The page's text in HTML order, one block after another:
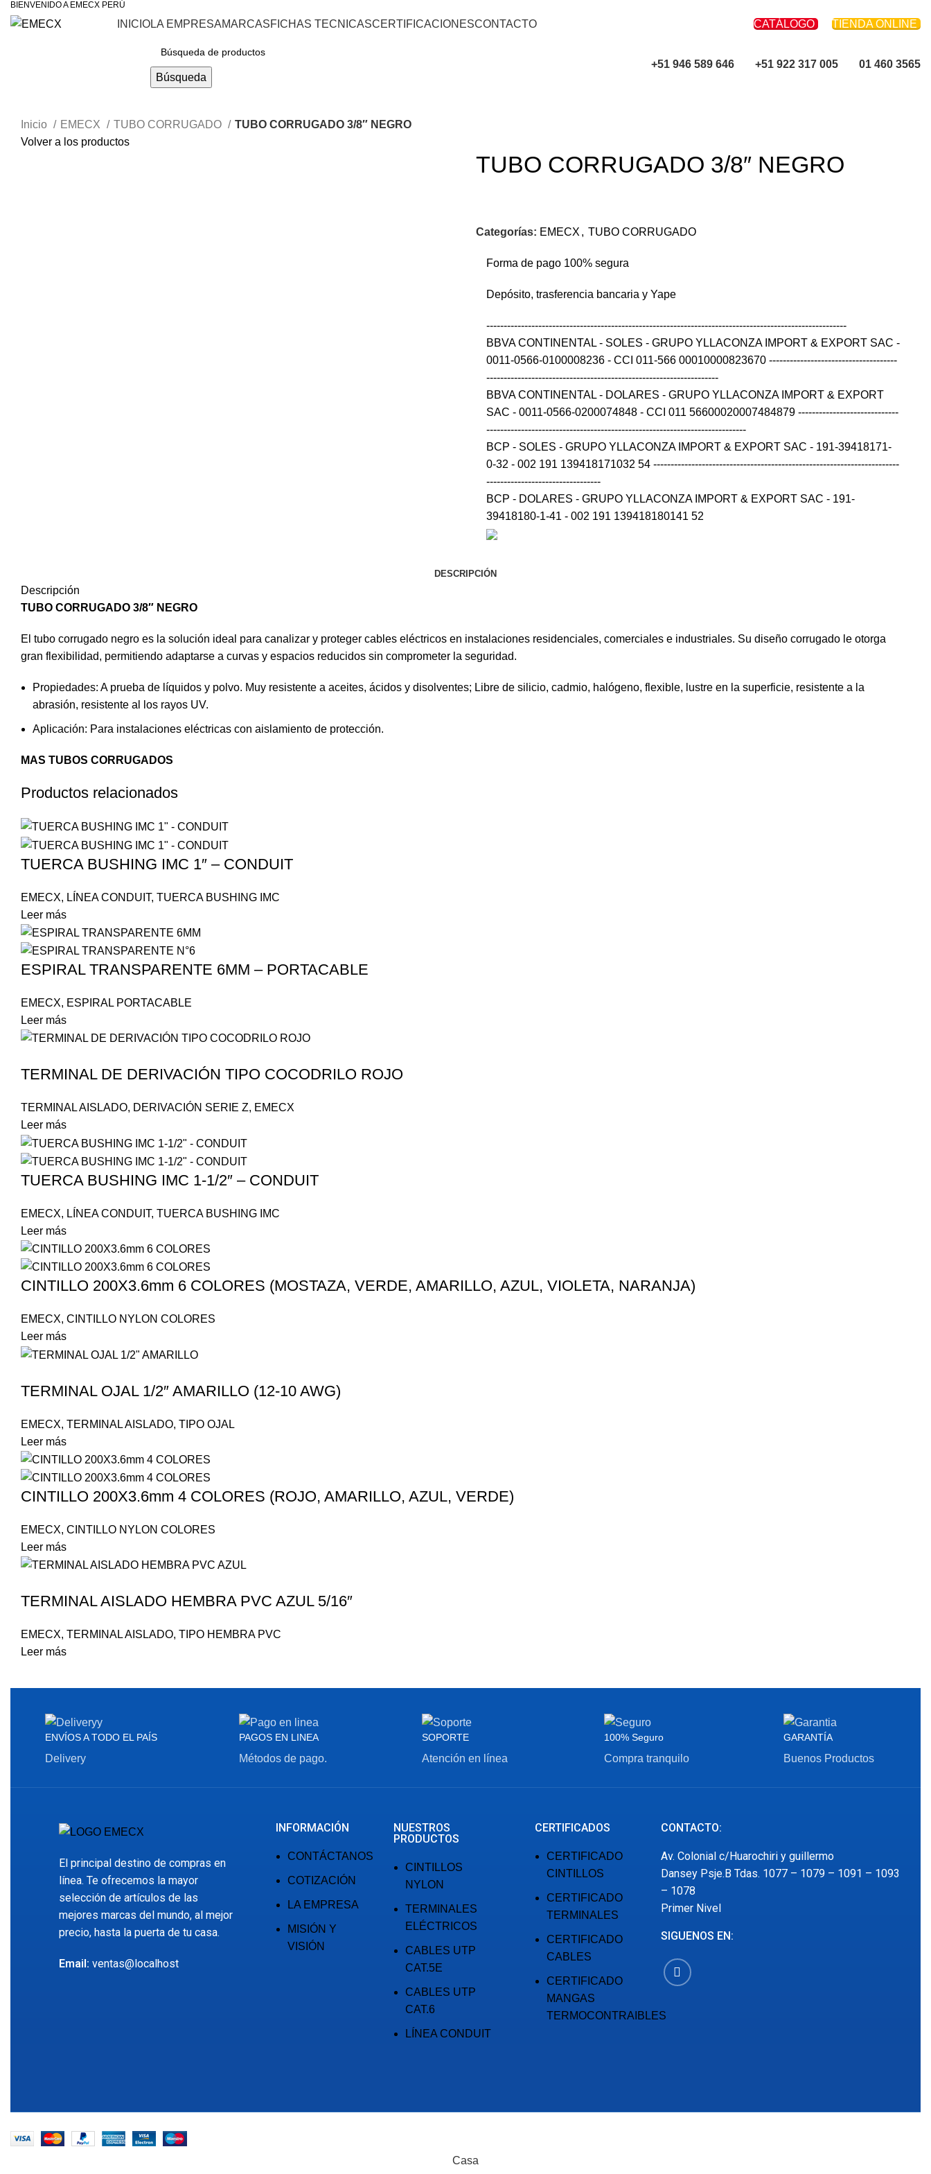
BIENVENIDO A EMECX PERÚ
INICIOLA EMPRESAMARCASFICHAS TECNICASCERTIFICACIONESCONTACTO CATÁLOGO TIENDA ONLINE
Búsqueda
+51 946 589 646 +51 922 317 005 01 460 3565
Inicio EMECX TUBO CORRUGADO
TUBO CORRUGADO 3/8″ NEGRO
Volver a los productos
TUBO CORRUGADO 3/8″ NEGRO
Categorías: EMECX , TUBO CORRUGADO
Forma de pago 100% segura
Depósito, trasferencia bancaria y Yape
--------------------------------------------------------------------------------------------------------
BBVA CONTINENTAL - SOLES - GRUPO YLLACONZA IMPORT & EXPORT SAC -
0011-0566-0100008236 - CCI 011-566 00010000823670 -------------------------------------
-------------------------------------------------------------------
BBVA CONTINENTAL - DOLARES - GRUPO YLLACONZA IMPORT & EXPORT
SAC - 0011-0566-0200074848 - CCI 011 56600020007484879 -----------------------------
---------------------------------------------------------------------------
BCP - SOLES - GRUPO YLLACONZA IMPORT & EXPORT SAC - 191-39418171-
0-32 - 002 191 139418171032 54 -----------------------------------------------------------------------
---------------------------------
BCP - DOLARES - GRUPO YLLACONZA IMPORT & EXPORT SAC - 191-
39418180-1-41 - 002 191 139418180141 52
DESCRIPCIÓN
Descripción
TUBO CORRUGADO 3/8″ NEGRO
El tubo corrugado negro es la solución ideal para canalizar y proteger cables eléctricos en instalaciones residenciales, comerciales e industriales. Su diseño corrugado le otorga
gran flexibilidad, permitiendo adaptarse a curvas y espacios reducidos sin comprometer la seguridad.
Propiedades: A prueba de líquidos y polvo. Muy resistente a aceites, ácidos y disolventes; Libre de silicio, cadmio, halógeno, flexible, lustre en la superficie, resistente a la
abrasión, resistente al los rayos UV.
Aplicación: Para instalaciones eléctricas con aislamiento de protección.
MAS TUBOS CORRUGADOS
Productos relacionados
TUERCA BUSHING IMC 1″ – CONDUIT
EMECX, LÍNEA CONDUIT, TUERCA BUSHING IMC
Leer más
ESPIRAL TRANSPARENTE 6MM – PORTACABLE
EMECX, ESPIRAL PORTACABLE
Leer más
TERMINAL DE DERIVACIÓN TIPO COCODRILO ROJO
TERMINAL AISLADO, DERIVACIÓN SERIE Z, EMECX
Leer más
TUERCA BUSHING IMC 1-1/2″ – CONDUIT
EMECX, LÍNEA CONDUIT, TUERCA BUSHING IMC
Leer más
CINTILLO 200X3.6mm 6 COLORES (MOSTAZA, VERDE, AMARILLO, AZUL, VIOLETA, NARANJA)
EMECX, CINTILLO NYLON COLORES
Leer más
TERMINAL OJAL 1/2″ AMARILLO (12-10 AWG)
EMECX, TERMINAL AISLADO, TIPO OJAL
Leer más
CINTILLO 200X3.6mm 4 COLORES (ROJO, AMARILLO, AZUL, VERDE)
EMECX, CINTILLO NYLON COLORES
Leer más
TERMINAL AISLADO HEMBRA PVC AZUL 5/16″
EMECX, TERMINAL AISLADO, TIPO HEMBRA PVC
Leer más
ENVÍOS A TODO EL PAÍS
Delivery
PAGOS EN LINEA
Métodos de pago.
SOPORTE
Atención en línea
100% Seguro
Compra tranquilo
GARANTÍA
Buenos Productos
El principal destino de compras en
línea. Te ofrecemos la mayor
selección de artículos de las
mejores marcas del mundo, al mejor
precio, hasta la puerta de tu casa.
Email: ventas@localhost
INFORMACIÓN
CONTÁCTANOS
COTIZACIÓN
LA EMPRESA
MISIÓN Y
VISIÓN
NUESTROS
PRODUCTOS
CINTILLOS
NYLON
TERMINALES
ELÉCTRICOS
CABLES UTP
CAT.5E
CABLES UTP
CAT.6
LÍNEA CONDUIT
CERTIFICADOS
CERTIFICADO
CINTILLOS
CERTIFICADO
TERMINALES
CERTIFICADO
CABLES
CERTIFICADO
MANGAS
TERMOCONTRAIBLES
CONTACTO:
Av. Colonial c/Huarochiri y guillermo
Dansey Psje.B Tdas. 1077 – 1079 – 1091 – 1093
– 1078
Primer Nivel
SIGUENOS EN:
Casa